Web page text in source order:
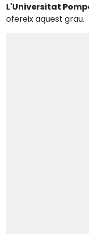
L'Universitat
ofereix aquest grau.